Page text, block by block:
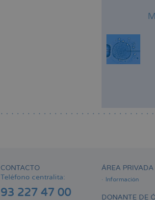
CONTACTO
Teléfono centralita:
93 227 47 00
ÁREA
Información
DONANTE DE